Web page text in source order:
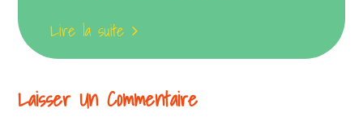
Lire la suite
Laisser Un Commentaire